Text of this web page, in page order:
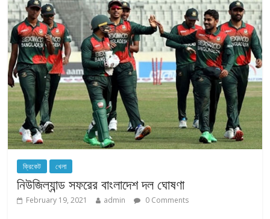
ক্রিকেট খেলা
নিউজিল্যান্ড সফরের বাংলাদেশ দল ঘোষণা
February 19, 2021 admin 0 Comments